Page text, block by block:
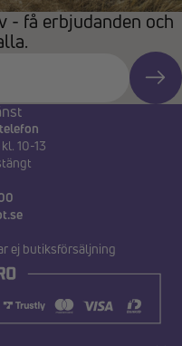
- få erbjudanden och
10-13
ej butiksförsäljning